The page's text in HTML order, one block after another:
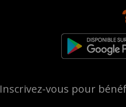
Inscrivez-vous pour